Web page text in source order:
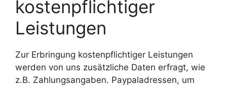
kostenpflichtiger
Leistungen
Zur Erbringung kostenpflichtiger Leistungen
werden von uns zusätzliche Daten erfragt, wie
z.B. Zahlungsangaben. Paypaladressen, um